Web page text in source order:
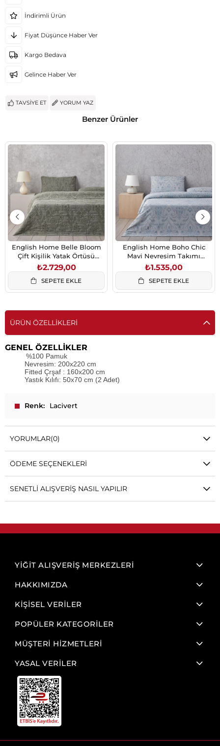
İndirimli Ürün
Fiyat Düşünce Haber Ver
Kargo Bedava
Gelince Haber Ver
TAVSIYE ET YORUM YAZ
Benzer Ürünler
English Home Belle Bloom
Çift Kişilik Yatak Örtüsü
Takımı 200x220 cm Yeşil
₺2.729,00
SEPETE EKLE
English Home Boho Chic
Mavi Nevresim Takımı
200x220 cm Çift Kişilik
₺1.535,00
SEPETE EKLE
ÜRÜN ÖZELLIKLERI
GENEL ÖZELLİKLER
%100 Pamuk
Nevresim: 200x220 cm
Fitted Çrşaf : 160x200 cm
Yastık Kılıfı: 50x70 cm (2 Adet)
Renk Lacivert
YORUMLAR(0)
ÖDEME SEÇENEKLERI
SENETLI ALIŞVERIŞ NASIL YAPILIR
YİĞİT ALIŞVERİŞ MERKEZLERİ
HAKKIMIZDA
KİŞİSEL VERİLER
POPÜLER KATEGORİLER
MÜŞTERİ HİZMETLERİ
YASAL VERİLER